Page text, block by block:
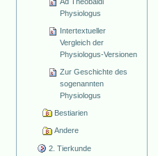
Physiologus
Intertextueller
Vergleich der
Physiologus-Versionen
Zur Geschichte des
sogenannten
Physiologus
Bestiarien
Andere
2. Tierkunde